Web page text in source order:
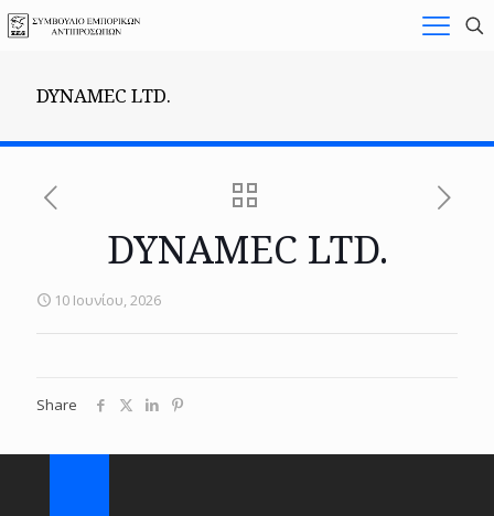
DYNAMEC LTD.
DYNAMEC LTD.
10 Ιουνίου, 2026
Share